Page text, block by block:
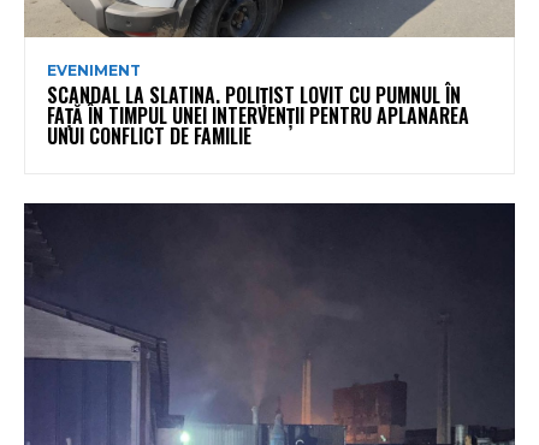
EVENIMENT
SCANDAL LA SLATINA. POLIȚIST LOVIT CU PUMNUL ÎN
FAȚĂ ÎN TIMPUL UNEI INTERVENȚII PENTRU APLANAREA
UNUI CONFLICT DE FAMILIE